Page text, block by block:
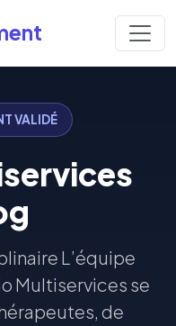
VALIDÉ
L’équipe
Multiservices se
de